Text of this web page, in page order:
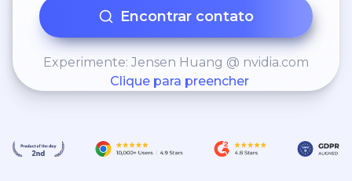
Encontrar contato
Experimente: Jensen Huang @ nvidia.com
Clique para preencher